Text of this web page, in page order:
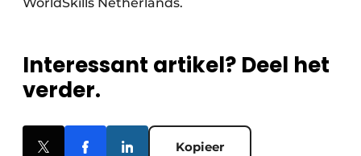
Interessant artikel? Deel het
verder.
Kopieer